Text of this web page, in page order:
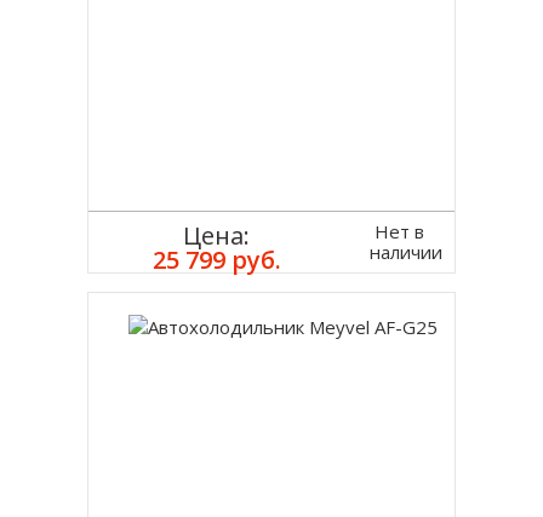
Цена:
25 799 руб.
Нет в
наличии